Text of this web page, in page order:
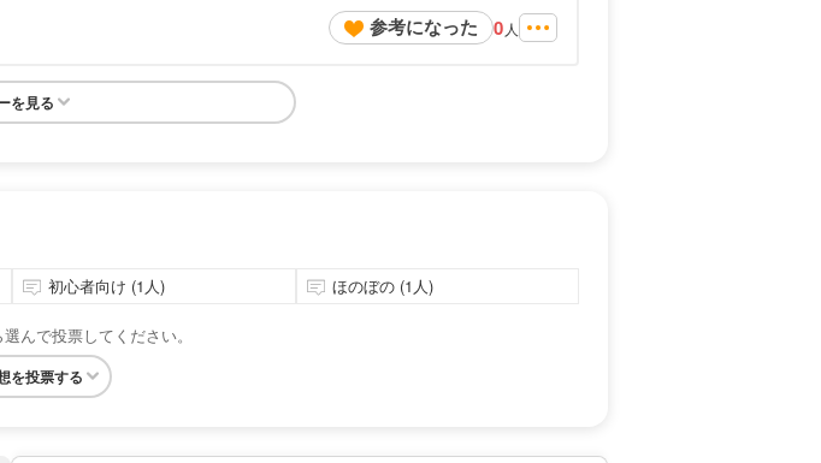
参考になった 0 人
を見る
初心者向け (1人) ほのぼの (1人)
んで投票してください。
を投票する